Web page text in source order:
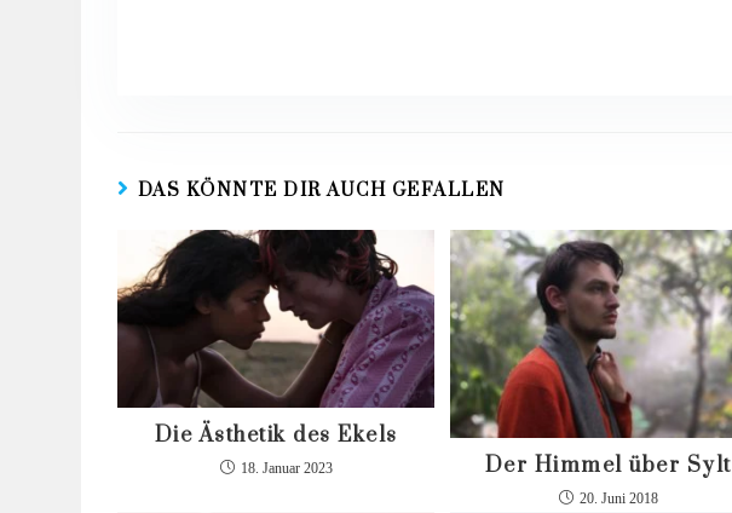
DAS KÖNNTE DIR AUCH GEFALLEN
Die Ästhetik des Ekels
18. Januar 2023 Der Himmel über Sylt
20. Juni 2018